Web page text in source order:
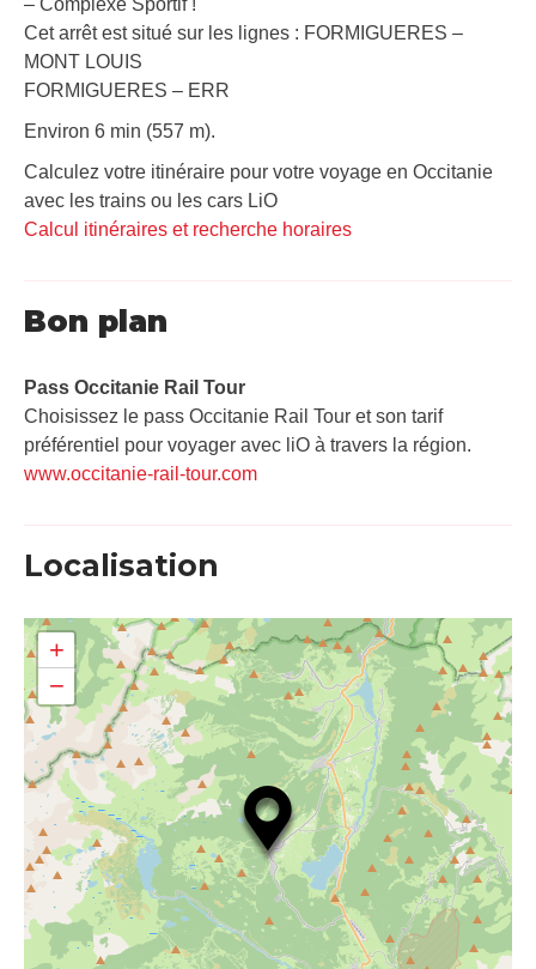
Cet arrêt est situé sur les lignes : FORMIGUERES –
MONT LOUIS
FORMIGUERES – ERR
Environ 6 min (557 m).
Calculez votre itinéraire pour votre voyage en Occitanie
avec les trains ou les cars LiO
Calcul itinéraires et recherche horaires
Bon plan
Pass Occitanie Rail Tour​
Choisissez le pass Occitanie Rail Tour et son tarif
préférentiel pour voyager avec liO à travers la région.
www.occitanie-rail-tour.com
Localisation
+
−